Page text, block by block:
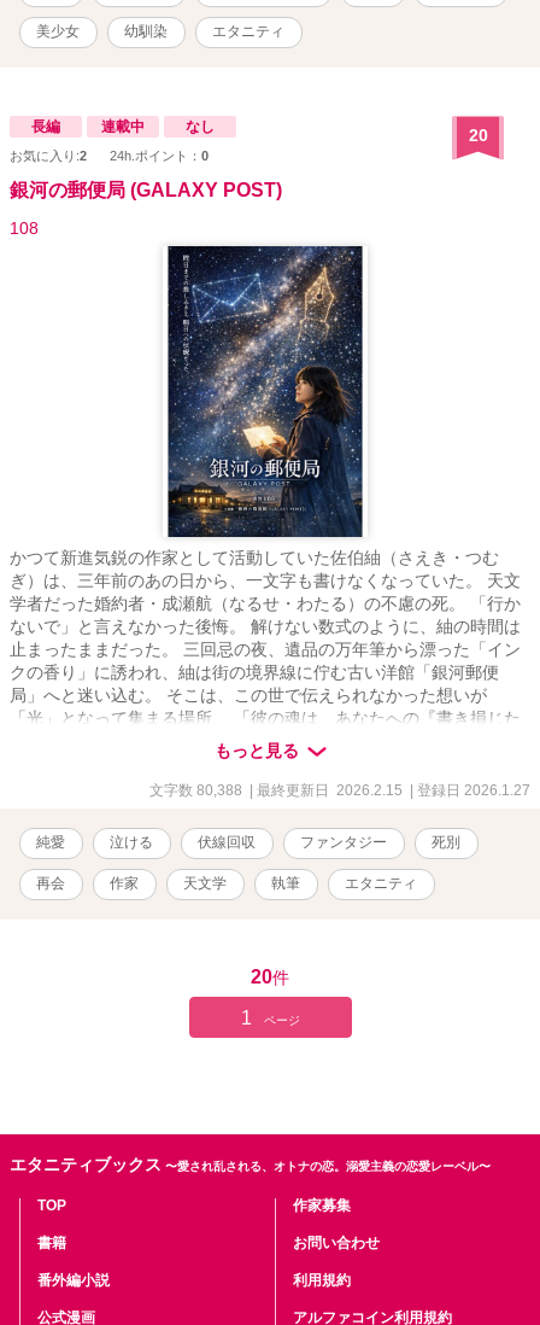
美少女 幼馴染 エタニティ
長編 連載中 なし
お気に入り:2 24h.ポイント： 0
20
銀河の郵便局 (GALAXY POST)
108
かつて新進気鋭の作家として活動していた佐伯紬（さえき・つむ
ぎ）は、三年前のあの日から、一文字も書けなくなっていた。 天文
学者だった婚約者・成瀬航（なるせ・わたる）の不慮の死。 「行か
ないで」と言えなかった後悔。 解けない数式のように、紬の時間は
止まったままだった。 三回忌の夜、遺品の万年筆から漂った「イン
クの香り」に誘われ、紬は街の境界線に佇む古い洋館「銀河郵便
局」へと迷い込む。 そこは、この世で伝えられなかった想いが
「光」となって集まる場所。 「彼の魂は、あなたへの『書き損じた
言葉』を抱えたまま、銀河の淵で迷子になっている」 銀髪の郵便局
長から告げられた衝撃の事実。 航を救う唯一の方法は、宇宙に散ら
ばった彼の記憶の断片を、紬が「代筆者」として再び綴ること。 紬
と同じように過去に囚われた詩人・摩耶との出会いを通じ、航が隠
していた「本当の想い」に触れていく。 なぜ彼は、白紙の手紙を遺
したのか？ なぜ彼は、あの時ハンドルを切ったのか？ ペン先が踊る
夜更け、静かなリズムに合わせて紡がれる真実。 やがて、点と点が
もっと見る
文字数 80,388 | 最終更新日 2026.2.15 | 登録日 2026.1.27
純愛 泣ける 伏線回収 ファンタジー 死別
再会 作家 天文学 執筆 エタニティ
20件
1 ページ
エタニティブックス 〜愛され乱される、オトナの恋。溺愛主義の恋愛レーベル〜
TOP
書籍
番外編小説
公式漫画
作家募集
お問い合わせ
利用規約
アルファコイン利用規約